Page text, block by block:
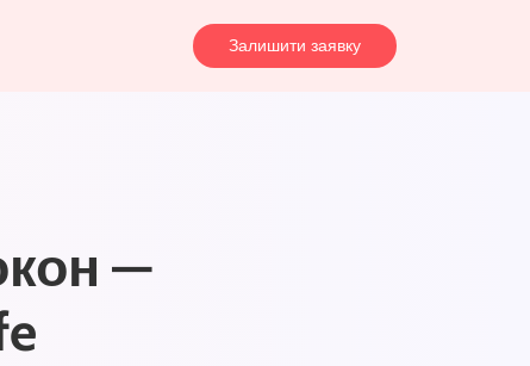
Залишити заявку
—